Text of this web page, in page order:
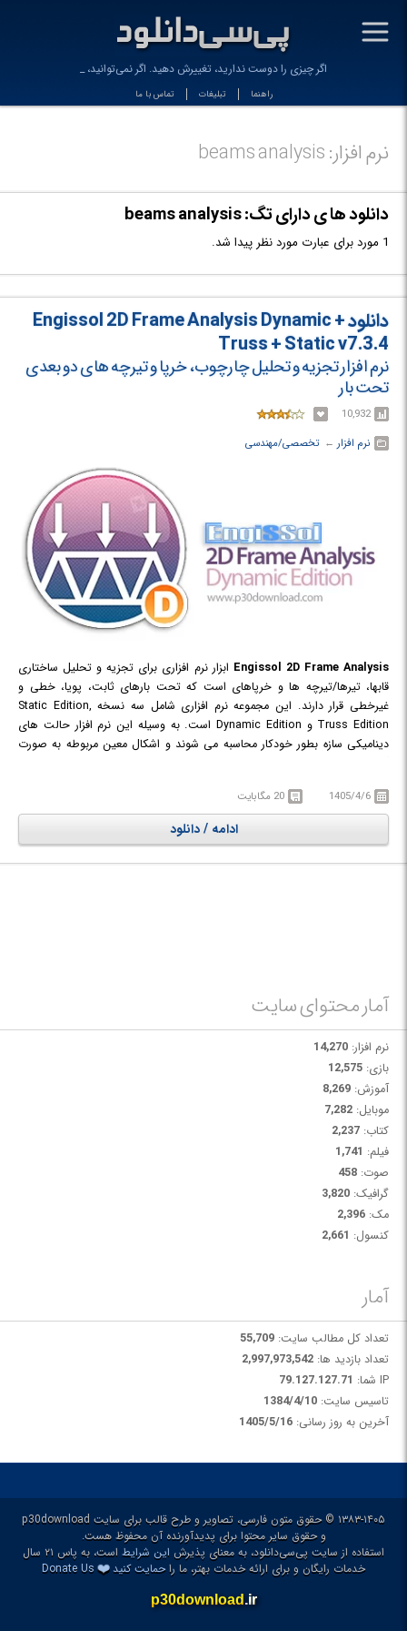
-
اگر چیزی را دوست ندارید، تغییرش دهید. اگر نمی‌توانید، د
راهنما تبلیغات تماس با ما
نرم افزار: beams analysis
دانلود ها ی دارای تگ: beams analysis
1 مورد برای عبارت مورد نظر پیدا شد.
دانلود Engissol 2D Frame Analysis Dynamic +
Truss + Static v7.3.4
نرم افزار تجزیه و تحلیل چارچوب، خرپا و تیرچه های دو بعدی
تحت بار
10,932
نرم افزار ← ‏تخصصی/مهندسی
Engissol 2D Frame Analysis ابزار نرم افزاری برای تجزیه و تحلیل ساختاری
قابها، تیرها/تیرچه ها و خرپاهای است که تحت بارهای ثابت، پویا، خطی و
غیرخطی قرار دارند. این مجموعه نرم افزاری شامل سه نسخه Static Edition,
Truss Edition و Dynamic Edition است. به وسیله این نرم افزار حالت های
دینامیکی سازه بطور خودکار محاسبه می شوند و اشکال معین مربوطه به صورت
علاوه بر این، 2D Frame Analysis از تجزیه و تحلیل استاتیک غیر خطی (تجزیه
و تحلیل مرتبه دوم) نیز برای بررسی اثرات P-Delta پشتیبانی می کند.
نسخهDynamic
نرم افزار 2D Frame Analysis، برنامه ای کاربردی و قدرتمند
1405/4/6 20 مگابایت
ادامه / دانلود
آمار محتوای سایت
نرم افزار: 14,270
بازی: 12,575
آموزش: 8,269
موبایل: 7,282
کتاب: 2,237
فیلم: 1,741
صوت: 458
گرافیک: 3,820
مک: 2,396
کنسول: 2,661
آمار
تعداد کل مطالب سایت: 55,709
تعداد بازدید ها: 2,997,973,542
IP شما:
79.127.127.71
تاسیس سایت: 1384/4/10
آخرین به روز رسانی: 1405/5/16
۱۳۸۳-۱۴۰۵ © حقوق متون فارسی، تصاویر و طرح قالب برای سایت p30download
و حقوق سایر محتوا برای پدیدآورنده آن محفوظ هست.
استفاده از سایت پی‌سی‌دانلود، به معنای پذیرش این شرایط
است، به پاس ۲۱ سال
خدمات رایگان و برای ارائه خدمات بهتر، ما راحمایت کنید❤️
Donate Us
p30download